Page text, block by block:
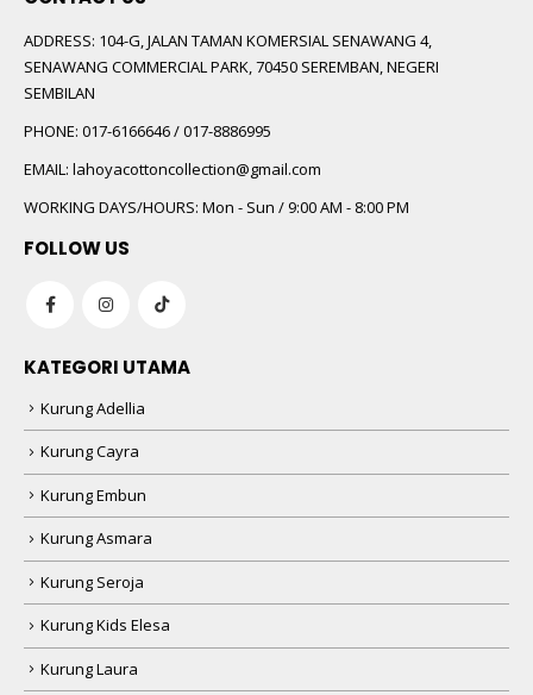
ADDRESS: 104-G, JALAN TAMAN KOMERSIAL SENAWANG 4,
SENAWANG COMMERCIAL PARK, 70450 SEREMBAN, NEGERI
SEMBILAN
PHONE: 017-6166646 / 017-8886995
EMAIL: lahoyacottoncollection@gmail.com
WORKING DAYS/HOURS: Mon - Sun / 9:00 AM - 8:00 PM
FOLLOW US
KATEGORI UTAMA
Kurung Adellia
Kurung Cayra
Kurung Embun
Kurung Asmara
Kurung Seroja
Kurung Kids Elesa
Kurung Laura